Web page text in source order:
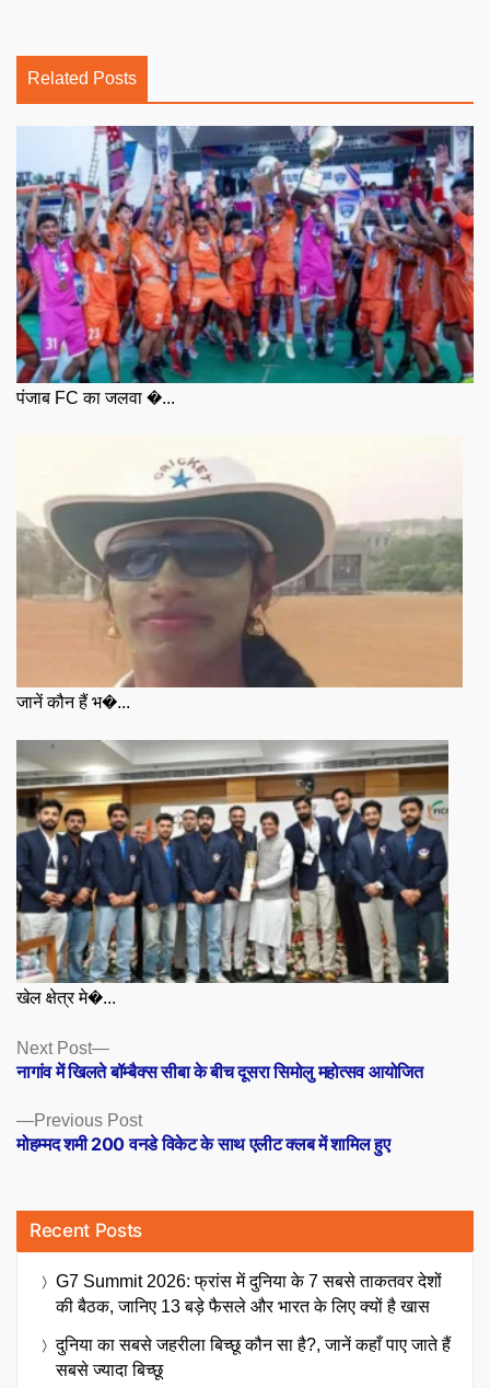
Related Posts
पंजाब FC का जलवा �...
जानें कौन हैं भ�...
खेल क्षेत्र मे�...
Posts
navigation
Previous PostPrevious
post:
मोहम्मद शमी 200 वनडे विकेट के साथ एलीट क्लब में शामिल हुए
Next Post
Next
post:
नागांव में खिलते बॉम्बैक्स सीबा के बीच दूसरा सिमोलु महोत्सव आयोजित
Recent Posts
G7 Summit 2026: फ्रांस में दुनिया के 7 सबसे ताकतवर देशों
की बैठक, जानिए 13 बड़े फैसले और भारत के लिए क्यों है खास
दुनिया का सबसे जहरीला बिच्छू कौन सा है?, जानें कहाँ पाए जाते हैं
सबसे ज्यादा बिच्छू